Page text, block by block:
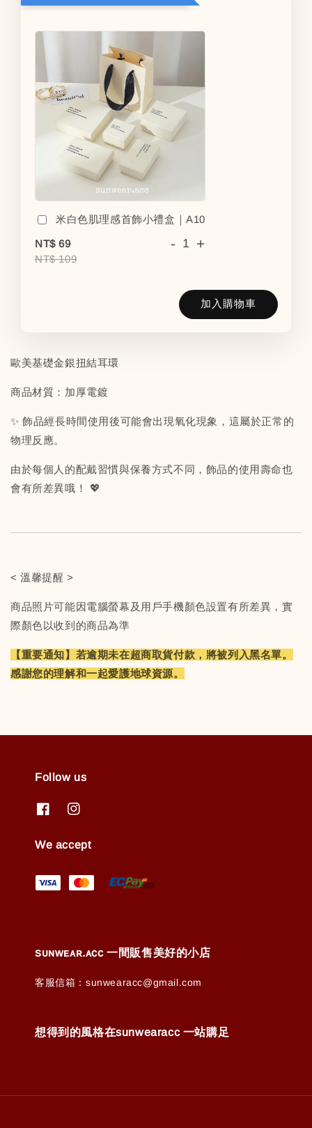
米白色肌理感首飾小禮盒｜A10
NT$ 69
NT$ 109
- +
加入購物車
歐美基礎金銀扭結耳環
商品材質：加厚電鍍
✨ 飾品經長時間使用後可能會出現氧化現象，這屬於正常的
物理反應。
由於每個人的配戴習慣與保養方式不同，飾品的使用壽命也
會有所差異哦！ 💖
< 溫馨提醒 >
商品照片可能因電腦螢幕及用戶手機顏色設置有所差異，實
際顏色以收到的商品為準
【重要通知】若逾期未在超商取貨付款，將被列入黑名單。
感謝您的理解和一起愛護地球資源。
Follow us
We accept
ꜱᴜɴᴡᴇᴀʀ.ᴀᴄᴄ 一間販售美好的小店
客服信箱：sunwearacc@gmail.com
想得到的風格在sunwearacc 一站購足